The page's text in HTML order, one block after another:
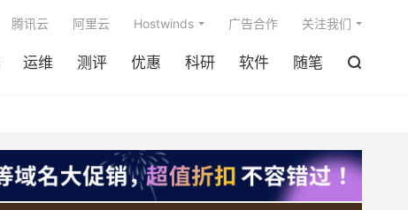
运维 测评 优惠 科研 软件 随笔 
腾讯云 阿里云 Hostwinds 广告合作 关注我们